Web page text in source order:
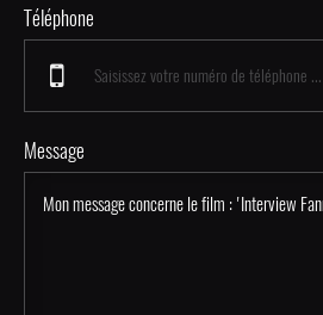
Téléphone
Message